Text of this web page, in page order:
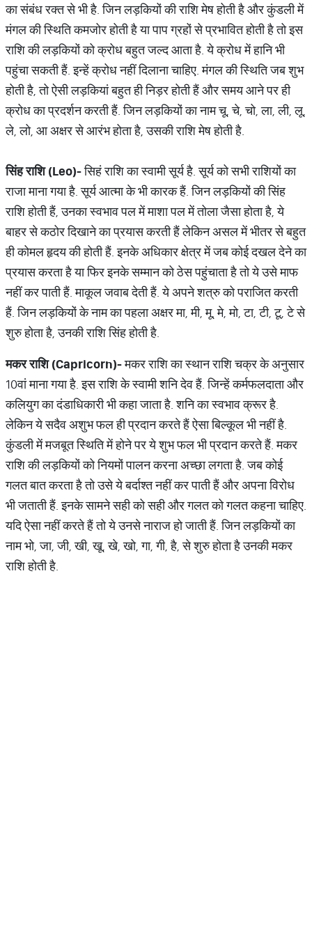
का संबंध रक्त से भी है. जिन लड़कियों की राशि मेष होती है और कुंडली में
मंगल की स्थिति कमजोर होती है या पाप ग्रहों से प्रभावित होती है तो इस
राशि की लड़कियों को क्रोध बहुत जल्द आता है. ये क्रोध में हानि भी
पहुंचा सकती हैं. इन्हें क्रोध नहीं दिलाना चाहिए. मंगल की स्थिति जब शुभ
होती है, तो ऐसी लड़कियां बहुत ही निड़र होती हैं और समय आने पर ही
क्रोध का प्रदर्शन करती हैं. जिन लड़कियों का नाम चू, चे, चो, ला, ली, लू,
ले, लो, आ अक्षर से आरंभ होता है, उसकी राशि मेष होती है.
सिंहराशि(Leo)-सिहं राशि का स्वामी सूर्य है. सूर्य को सभी राशियों का
राजा माना गया है. सूर्य आत्मा के भी कारक हैं. जिन लड़कियों की सिंह
राशि होती हैं, उनका स्वभाव पल में माशा पल में तोला जैसा होता है, ये
बाहर से कठोर दिखाने का प्रयास करती हैं लेकिन असल में भीतर से बहुत
ही कोमल हृदय की होती हैं. इनके अधिकार क्षेत्र में जब कोई दखल देने का
प्रयास करता है या फिर इनके सम्मान को ठेस पहुंचाता है तो ये उसे माफ
नहीं कर पाती हैं. माकूल जवाब देती हैं. ये अपने शत्रु को पराजित करती
हैं. जिन लड़कियों के नाम का पहला अक्षर मा, मी, मू, मे, मो, टा, टी, टू, टे से
शुरु होता है, उनकी राशि सिंह होती है.
मकरराशि(Capricorn)-मकर राशि का स्थान राशि चक्र के अनुसार
10वां माना गया है. इस राशि के स्वामी शनि देव हैं. जिन्हें कर्मफलदाता और
कलियुग का दंडाधिकारी भी कहा जाता है. शनि का स्वभाव क्रूर है.
लेकिन ये सदैव अशुभ फल ही प्रदान करते हैं ऐसा बिल्कूल भी नहीं है.
कुंडली में मजबूत स्थिति में होने पर ये शुभ फल भी प्रदान करते हैं. मकर
राशि की लड़कियों को नियमों पालन करना अच्छा लगता है. जब कोई
गलत बात करता है तो उसे ये बर्दाश्त नहीं कर पाती हैं और अपना विरोध
भी जताती हैं. इनके सामने सही को सही और गलत को गलत कहना चाहिए.
यदि ऐसा नहीं करते हैं तो ये उनसे नाराज हो जाती हैं. जिन लड़कियों का
नाम भो, जा, जी, खी, खू, खे, खो, गा, गी, है, से शुरु होता है उनकी मकर
राशि होती है.